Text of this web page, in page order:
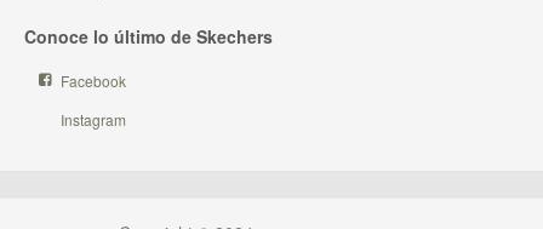
Conoce lo último de Skechers
Facebook
Instagram